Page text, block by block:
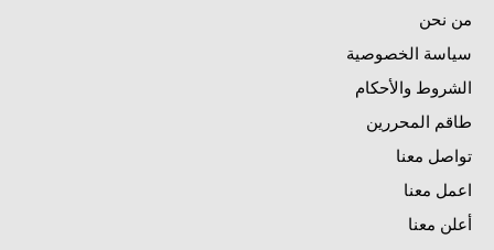
من نحن
سياسة الخصوصية
الشروط والأحكام
طاقم المحررين
تواصل معنا
اعمل معنا
أعلن معنا